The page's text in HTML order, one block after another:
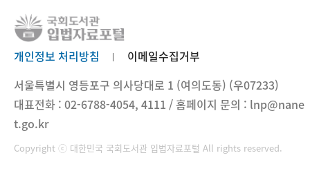
개인정보 처리방침
이메일수집거부
서울특별시 영등포구 의사당대로 1 (여의도동) (우07233)
대표전화 : 02-6788-4054, 4111 / 홈페이지 문의 : lnp@nane
t.go.kr
Copyright ⓒ 대한민국 국회도서관 입법자료포털 All rights reserved.